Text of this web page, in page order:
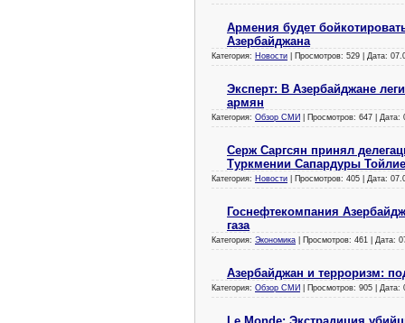
Армения будет
Азербайджана
Категория: Новости | Просмотров: 529 | Дата:
Эксперт: В Азербайджане
армян
Категория: Обзор СМИ | Просмотров: 647 | Дата:
Серж Саргсян принял
Туркмении Сапардуры
Категория: Новости | Просмотров: 405 | Дата:
Госнефтекомпания
газа
Категория: Экономика | Просмотров: 461 | Дата:
Азербайджан и терроризм:
Категория: Обзор СМИ | Просмотров: 905 | Дата: